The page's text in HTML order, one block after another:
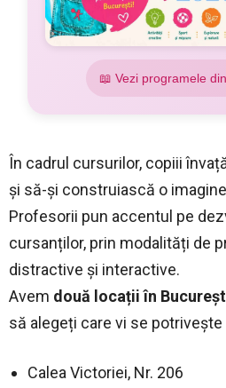
📖 Vezi programele
În cadrul cursurilor, copiii
și să-și construiască o
Profesorii pun accentul pe
cursanților, prin modalități de
distractive și interactive.
Avem două locații în
să alegeți care vi se potrivește
Calea Victoriei, Nr. 206